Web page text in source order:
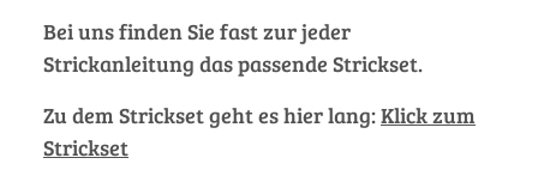
Bei uns finden Sie fast zur jeder
Strickanleitung das passende Strickset.
Zu dem Strickset geht es hier lang:Klick zum
Strickset